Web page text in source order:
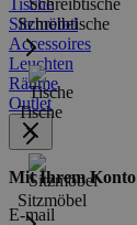
Schreibtische
Tische
Sitzmöbel
Tische
Sitzmöbel
Accessoires
Leuchten
Räume
Outlet
Mit Ihrem Konto
E-mail